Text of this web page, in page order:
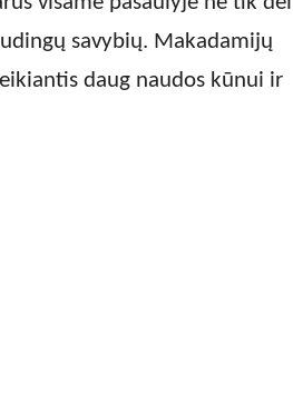
savybių. Makadamijų
daug naudos kūnui ir